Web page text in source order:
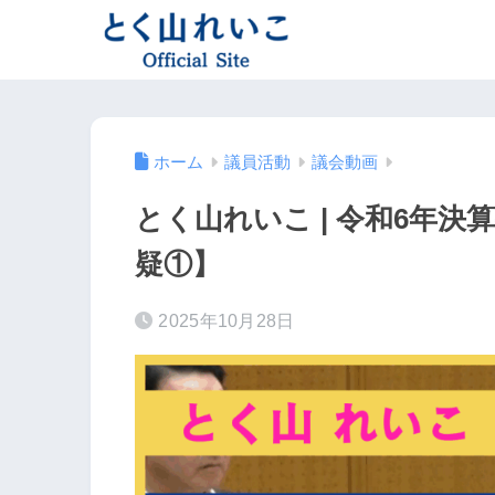
ホーム 議員活動 議会動画
とく山れいこ | 令和6年決
疑①】
2025年10月28日